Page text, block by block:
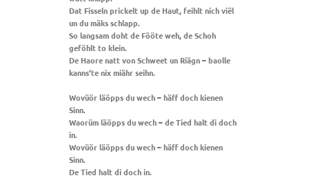
Dat Fisseln prickelt up de Haut, feihlt nich viël
un du mäks schlapp.
So langsam doht de Fööte weh, de Schoh
geföhlt to klein.
De Haore natt von Schweet un Riägn – baolle
kanns‘te nix miähr seihn.
Wovüör läöpps du wech – häff doch kienen
Sinn.
Waorüm läöpps du wech – de Tied halt di doch
in.
Wovüör läöpps du wech – häff doch kienen
Sinn.
De Tied halt di doch in.